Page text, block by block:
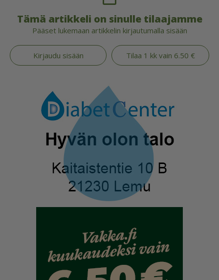
Tämä artikkeli on sinulle tilaajamme
Pääset lukemaan artikkelin kirjautumalla sisään
Kirjaudu sisään Tilaa 1 kk vain 6.50 €